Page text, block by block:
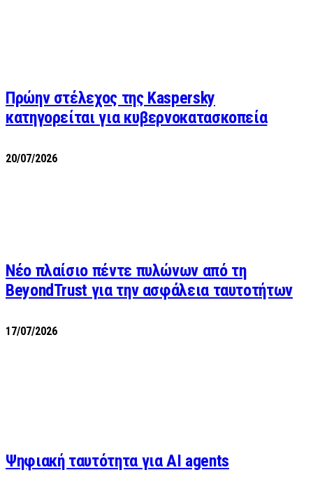
Πρώην στέλεχος της Kaspersky
κατηγορείται για κυβερνοκατασκοπεία
20/07/2026
Νέο πλαίσιο πέντε πυλώνων από τη
BeyondTrust για την ασφάλεια ταυτοτήτων
17/07/2026
Ψηφιακή ταυτότητα για AI agents